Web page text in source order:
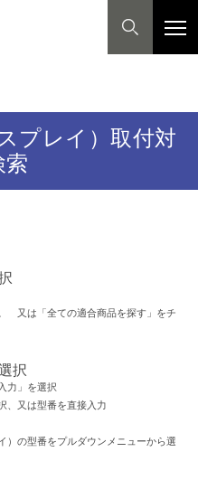
プレイ）取付対
索
又は「全ての適合商品を探す」をチ
択
力」を選択
、又は型番を直接入力
の型番をプルダウンメニューから選